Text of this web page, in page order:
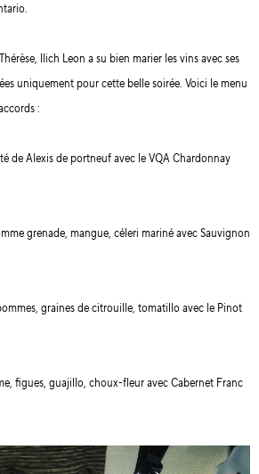
Ilich Leon a su bien marier les vins avec ses
uniquement pour cette belle soirée. Voici le menu
:
de Alexis de portneuf avec le VQA Chardonnay
grenade, mangue, céleri mariné avec Sauvignon
graines de citrouille, tomatillo avec le Pinot
figues, guajillo, choux-fleur avec Cabernet Franc